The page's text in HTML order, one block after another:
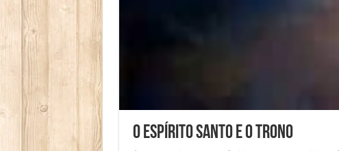
O Espírito Santo e o Trono